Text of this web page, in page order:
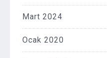
Mart 2024
Ocak 2020